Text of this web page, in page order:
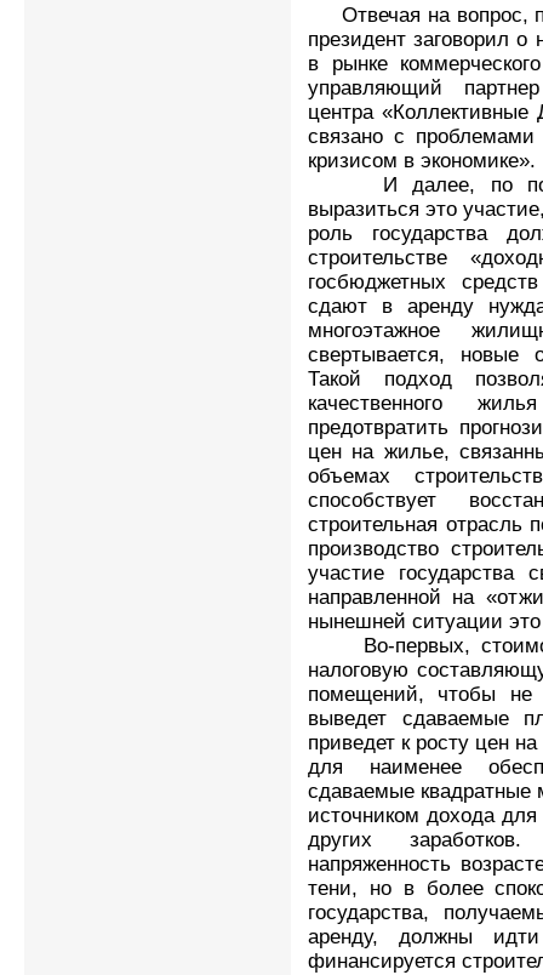
Отвечая на вопрос,
президент заговорил о
в рынке
управляющий партнер
центра
связано с
кризисом в экономике».
И далее, по
выразиться это
роль государства
строительстве
госбюджетных
сдают в аренду
многоэтажное
свертывается, новые
Такой подход
качественного
предотвратить
цен на жилье,
объемах
способствует
строительная отрасль
производство
участие государства
направленной на
нынешней ситуации это
Во-первых,
налоговую
помещений, чтобы не
выведет сдаваемые
приведет к росту цен
для наименее
сдаваемые квадратные
источником дохода
других
напряженность
тени, но в более
государства,
аренду, должны
финансируется